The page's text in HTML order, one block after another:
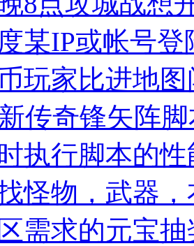
某IP或帐号登
玩家比进地
传奇锋矢阵
执行脚本的
怪物，武器
需求的元宝